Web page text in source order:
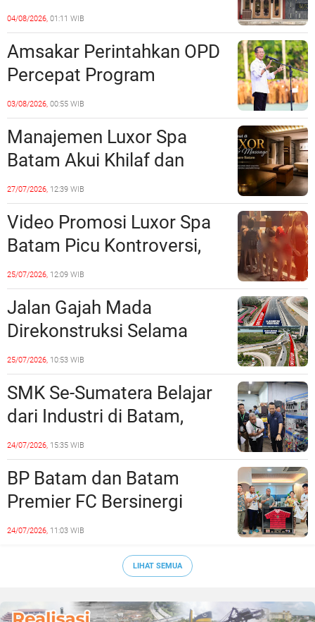
Barelang Usut Tuntas
Unsur Pelanggaran Hukum
04/08/2026, 01:11 WIB
Amsakar Perintahkan OPD
Percepat Program
Prioritas, Targetkan
Realisasi Pembangunan
Lampaui 50 Persen
03/08/2026, 00:55 WIB
Manajemen Luxor Spa
Batam Akui Khilaf dan
Minta Maaf, Konten
Langsung Di-Takedown
27/07/2026, 12:39 WIB
Video Promosi Luxor Spa
Batam Picu Kontroversi,
Dinilai Bermuatan Sensual
25/07/2026, 12:09 WIB
Jalan Gajah Mada
Direkonstruksi Selama
Empat Minggu, Ini Skema
Rekayasa Lalu Lintasnya
25/07/2026, 10:53 WIB
SMK Se-Sumatera Belajar
dari Industri di Batam,
Siapkan Lulusan Siap Kerja
Era Digital
24/07/2026, 15:35 WIB
BP Batam dan Batam
Premier FC Bersinergi
Cetak Generasi Emas
24/07/2026, 11:03 WIB
LIHAT SEMUA